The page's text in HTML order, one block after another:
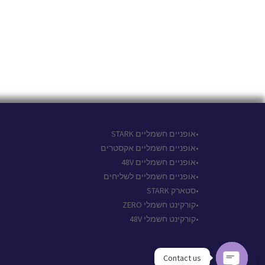
•אופניים חשמליים STARK
•אופניים חשמליים אקסטרים
•אופניים חשמליים 48V
•אופניים חשמליים לשליחים
•סטארק STARK
•קורקינט חשמלי ZERO
•קורקינט חשמלי 48V
Contact us